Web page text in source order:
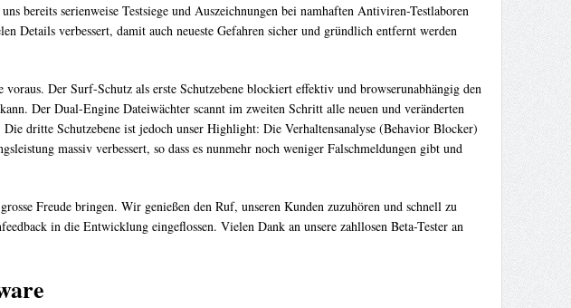
bereits serienweise Testsiege und Auszeichnungen bei namhaften Antiviren-Testlaboren
verbessert, damit auch neueste Gefahren sicher und gründlich entfernt werden
Der Surf-Schutz als erste Schutzebene blockiert effektiv und browserunabhängig den
Der Dual-Engine Dateiwächter scannt im zweiten Schritt alle neuen und veränderten
dritte Schutzebene ist jedoch unser Highlight: Die Verhaltensanalyse (Behavior Blocker)
massiv verbessert, so dass es nunmehr noch weniger Falschmeldungen gibt und
Freude bringen. Wir genießen den Ruf, unseren Kunden zuzuhören und schnell zu
in die Entwicklung eingeflossen. Vielen Dank an unsere zahllosen Beta-Tester an